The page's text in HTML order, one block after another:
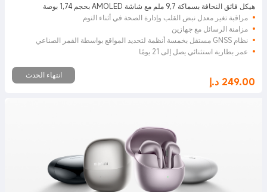
هيكل فائق النحافة بسماكة 9,7 ملم مع شاشة AMOLED بحجم 1,74 بوصة
مراقبة تغير معدل نبض القلب وإدارة الصحة في أثناء النوم
مزامنة الرسائل مع جهازين
نظام GNSS مستقل بخمسة أنظمة لتحديد المواقع بواسطة القمر الصناعي
عمر بطارية استثنائي يصل إلى 21 يومًا
249.00 د.إ
Current Price د.إ249
انتهاء الحدث